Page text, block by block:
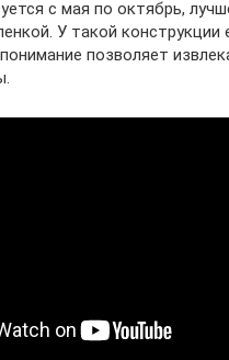
с мая по октябрь,
У такой конструкции
позволяет